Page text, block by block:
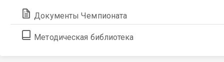
Документы Чемпионата
Методическая библиотека